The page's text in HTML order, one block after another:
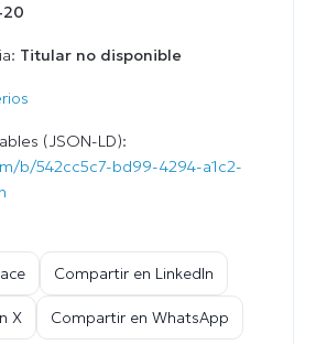
20
Titular no disponible
(JSON-LD):
b/542cc5c7-bd99-4294-a1c2-
Compartir en LinkedIn
X Compartir en WhatsApp